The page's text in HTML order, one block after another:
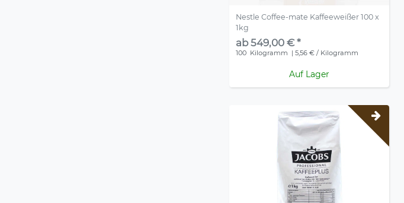
Nestle Coffee-mate Kaffeeweißer 100 x
1kg
ab 549,00 € *
100 Kilogramm | 5,56 € / Kilogramm
Auf Lager